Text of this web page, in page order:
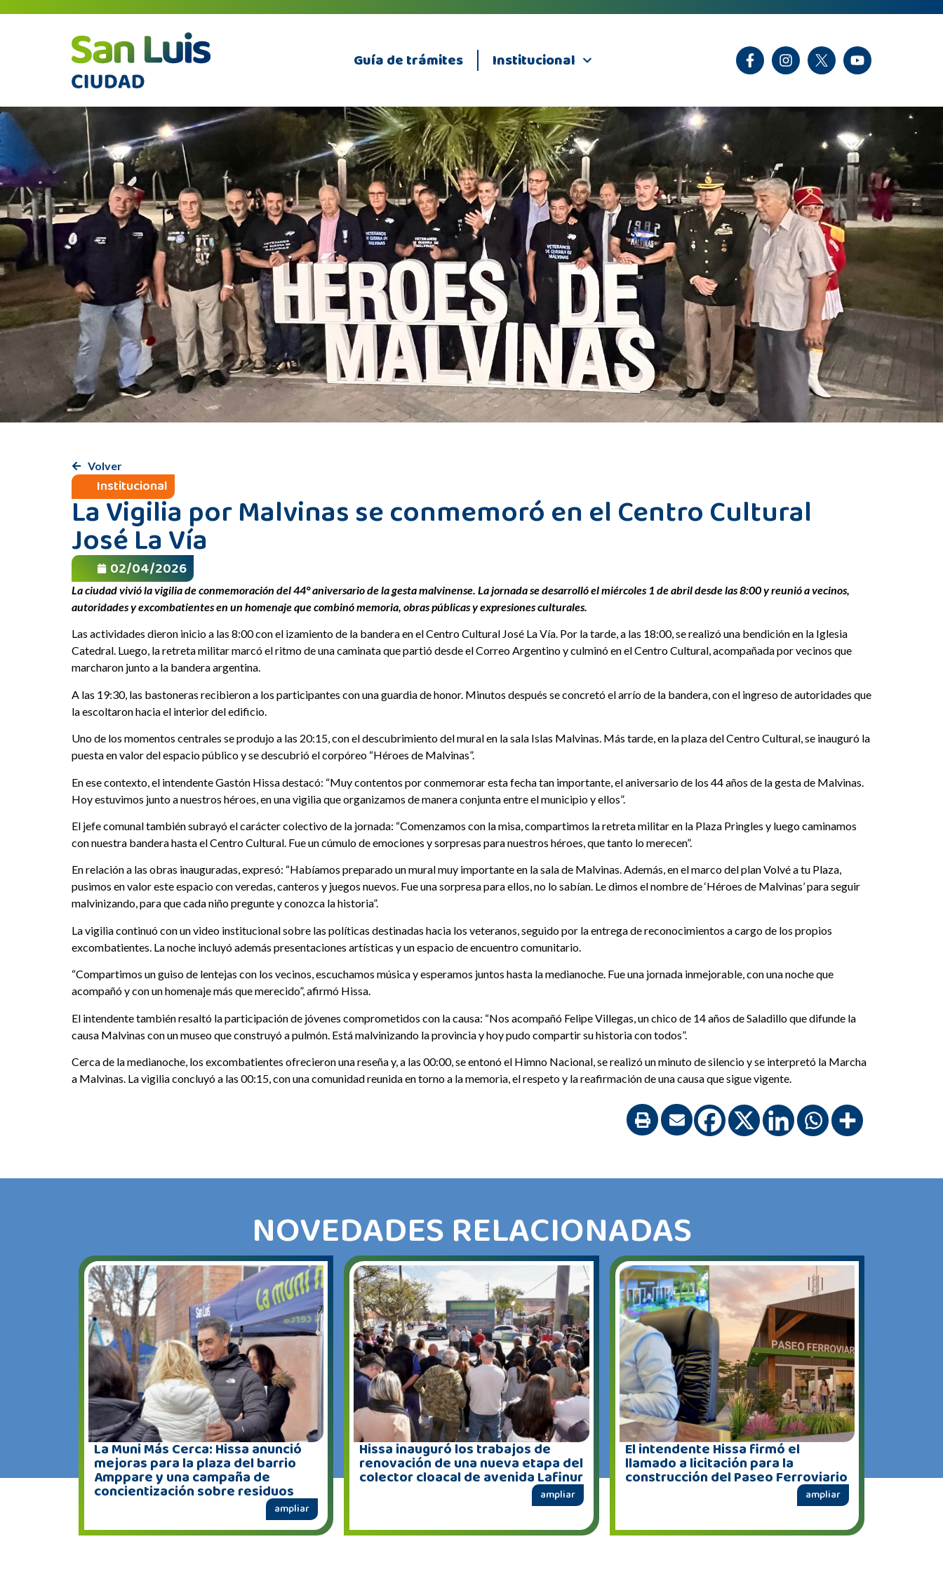
Guía de trámites Institucional
Volver
Institucional
La Vigilia por Malvinas se conmemoró en el Centro Cultural
José La Vía
02/04/2026
La ciudad vivió la vigilia de conmemoración del 44° aniversario de la gesta malvinense. La jornada se desarrolló el miércoles 1 de abril desde las 8:00 y reunió a vecinos,
autoridades y excombatientes en un homenaje que combinó memoria, obras públicas y expresiones culturales.
Las actividades dieron inicio a las 8:00 con el izamiento de la bandera en el Centro Cultural José La Vía. Por la tarde, a las 18:00, se realizó una bendición en la Iglesia
Catedral. Luego, la retreta militar marcó el ritmo de una caminata que partió desde el Correo Argentino y culminó en el Centro Cultural, acompañada por vecinos que
marcharon junto a la bandera argentina.
A las 19:30, las bastoneras recibieron a los participantes con una guardia de honor. Minutos después se concretó el arrío de la bandera, con el ingreso de autoridades que
la escoltaron hacia el interior del edificio.
Uno de los momentos centrales se produjo a las 20:15, con el descubrimiento del mural en la sala Islas Malvinas. Más tarde, en la plaza del Centro Cultural, se inauguró la
puesta en valor del espacio público y se descubrió el corpóreo “Héroes de Malvinas”.
En ese contexto, el intendente Gastón Hissa destacó: “Muy contentos por conmemorar esta fecha tan importante, el aniversario de los 44 años de la gesta de Malvinas.
Hoy estuvimos junto a nuestros héroes, en una vigilia que organizamos de manera conjunta entre el municipio y ellos”.
El jefe comunal también subrayó el carácter colectivo de la jornada: “Comenzamos con la misa, compartimos la retreta militar en la Plaza Pringles y luego caminamos
con nuestra bandera hasta el Centro Cultural. Fue un cúmulo de emociones y sorpresas para nuestros héroes, que tanto lo merecen”.
En relación a las obras inauguradas, expresó: “Habíamos preparado un mural muy importante en la sala de Malvinas. Además, en el marco del plan Volvé a tu Plaza,
pusimos en valor este espacio con veredas, canteros y juegos nuevos. Fue una sorpresa para ellos, no lo sabían. Le dimos el nombre de ‘Héroes de Malvinas’ para seguir
malvinizando, para que cada niño pregunte y conozca la historia”.
La vigilia continuó con un video institucional sobre las políticas destinadas hacia los veteranos, seguido por la entrega de reconocimientos a cargo de los propios
excombatientes. La noche incluyó además presentaciones artísticas y un espacio de encuentro comunitario.
“Compartimos un guiso de lentejas con los vecinos, escuchamos música y esperamos juntos hasta la medianoche. Fue una jornada inmejorable, con una noche que
acompañó y con un homenaje más que merecido”, afirmó Hissa.
El intendente también resaltó la participación de jóvenes comprometidos con la causa: “Nos acompañó Felipe Villegas, un chico de 14 años de Saladillo que difunde la
causa Malvinas con un museo que construyó a pulmón. Está malvinizando la provincia y hoy pudo compartir su historia con todos”.
Cerca de la medianoche, los excombatientes ofrecieron una reseña y, a las 00:00, se entonó el Himno Nacional, se realizó un minuto de silencio y se interpretó la Marcha
a Malvinas. La vigilia concluyó a las 00:15, con una comunidad reunida en torno a la memoria, el respeto y la reafirmación de una causa que sigue vigente.
NOVEDADES RELACIONADAS
La Muni Más Cerca: Hissa anunció
mejoras para la plaza del barrio
Amppare y una campaña de
concientización sobre residuos
ampliar
Hissa inauguró los trabajos de
renovación de una nueva etapa del
colector cloacal de avenida Lafinur
ampliar
El intendente Hissa firmó el
llamado a licitación para la
construcción del Paseo Ferroviario
ampliar